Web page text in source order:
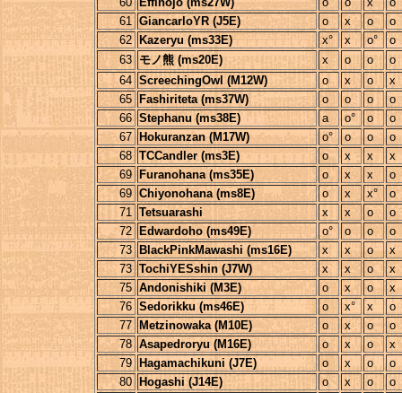
61 GiancarloYR (J5E) o x o
o
62
Kazeryu (ms33E) x° x o°
o
63
モノ熊 (ms20E) x o o
o
64 ScreechingOwl (M12W) o x o
x
65
Fashiriteta (ms37W) o o o
o
66 Stephanu (ms38E) a o° o
o
67 Hokuranzan (M17W) o° o o
o
68 TCCandler (ms3E) o x x
x
69
Furanohana (ms35E) o x x
o
69 Chiyonohana (ms8E) o x x°
o
71 Tetsuarashi x x o
o
72
Edwardoho (ms49E) o° o o
o
73
BlackPinkMawashi (ms16E) x x o
x
73 TochiYESshin (J7W) x x o
x
75 Andonishiki (M3E) o x o
x
76 Sedorikku (ms46E) o x° x
o
77
Metzinowaka (M10E) o x o
o
78 Asapedroryu (M16E) o x o
x
79
Hagamachikuni (J7E) o x o
o
80
Hogashi (J14E) o x o
o